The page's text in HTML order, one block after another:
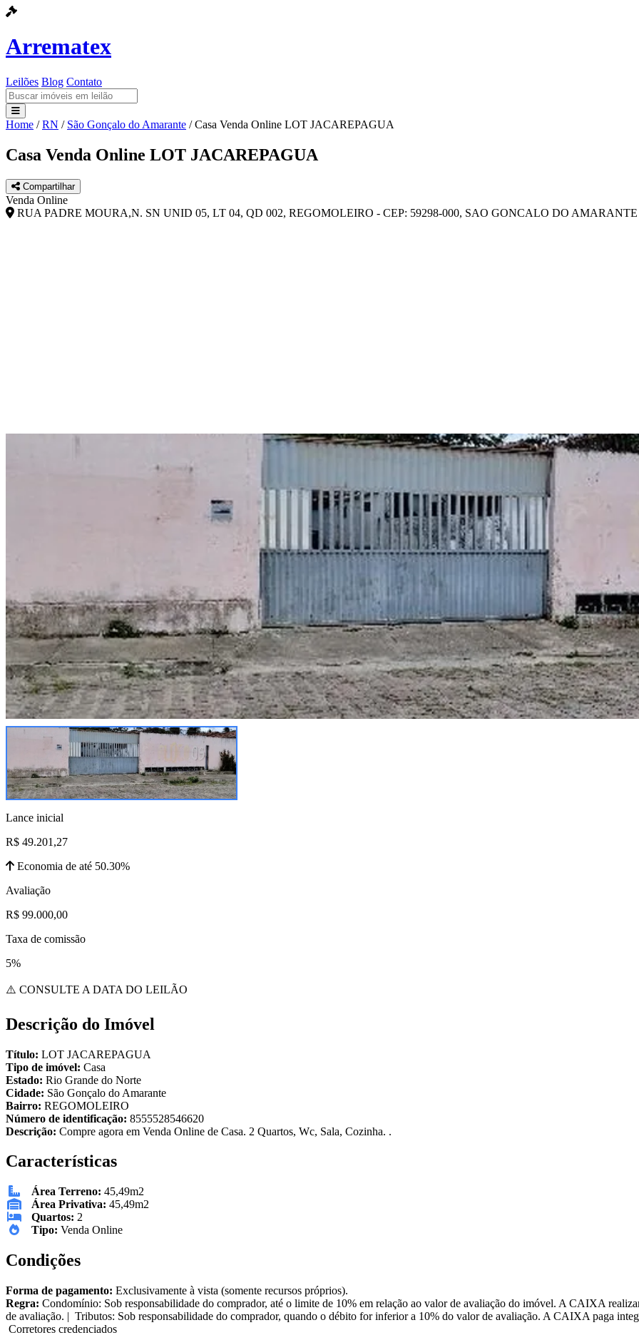
Arrematex
Leilões Blog Contato
Leilões
Blog
Contato
Home / RN / São Gonçalo do Amarante / Casa Venda Online LOT JACAREPAGUA
Casa Venda Online LOT JACAREPAGUA
Compartilhar
Venda Online
RUA PADRE MOURA,N. SN UNID 05, LT 04, QD 002, REGOMOLEIRO - CEP: 59298-000, SAO GONCALO DO
Lance inicial
R$ 49.201,27
Economia de até 50.30%
Avaliação
R$ 99.000,00
Taxa de comissão
5%
⚠️ CONSULTE A DATA DO LEILÃO
Descrição do Imóvel
Título: LOT JACAREPAGUA
Tipo de imóvel: Casa
Estado: Rio Grande do Norte
Cidade: São Gonçalo do Amarante
Bairro: REGOMOLEIRO
Número de identificação: 8555528546620
Descrição: Compre agora em Venda Online de Casa. 2 Quartos, Wc, Sala, Cozinha. .
Características
Área Terreno: 45,49m2
Área Privativa: 45,49m2
Quartos: 2
Tipo: Venda Online
Condições
Forma de pagamento: Exclusivamente à vista (somente recursos próprios).
Regra: Condomínio: Sob responsabilidade do comprador, até o limite de 10% em relação ao valor de avaliação do imóvel. A CAIXA
de avaliação. | Tributos: Sob responsabilidade do comprador, quando o débito for inferior a 10% do valor de avaliação. A CAIXA paga
Corretores credenciados